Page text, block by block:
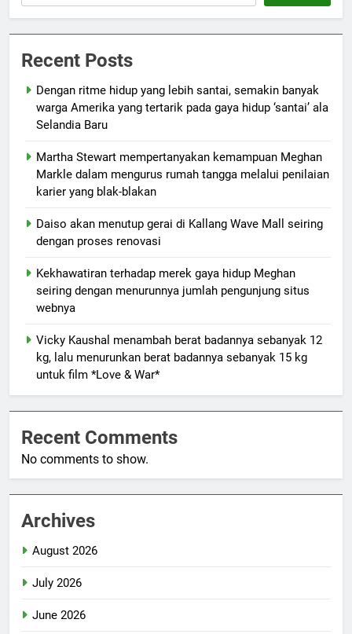
Recent Posts
Dengan ritme hidup yang lebih santai, semakin banyak
warga Amerika yang tertarik pada gaya hidup ‘santai’ ala
Selandia Baru
Martha Stewart mempertanyakan kemampuan Meghan
Markle dalam mengurus rumah tangga melalui penilaian
karier yang blak-blakan
Daiso akan menutup gerai di Kallang Wave Mall seiring
dengan proses renovasi
Kekhawatiran terhadap merek gaya hidup Meghan
seiring dengan menurunnya jumlah pengunjung situs
webnya
Vicky Kaushal menambah berat badannya sebanyak 12
kg, lalu menurunkan berat badannya sebanyak 15 kg
untuk film *Love & War*
Recent Comments
No comments to show.
Archives
August 2026
July 2026
June 2026